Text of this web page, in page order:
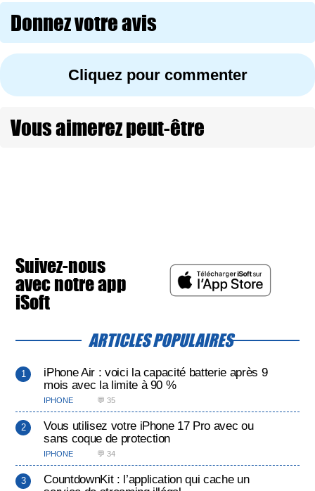
Donnez votre avis
Cliquez pour commenter
Vous aimerez peut-être
Suivez-nous
avec notre app
iSoft
ARTICLES POPULAIRES
iPhone Air : voici la capacité batterie après 9
mois avec la limite à 90 %
IPHONE 💬 35
Vous utilisez votre iPhone 17 Pro avec ou
sans coque de protection
IPHONE 💬 34
CountdownKit : l’application qui cache un